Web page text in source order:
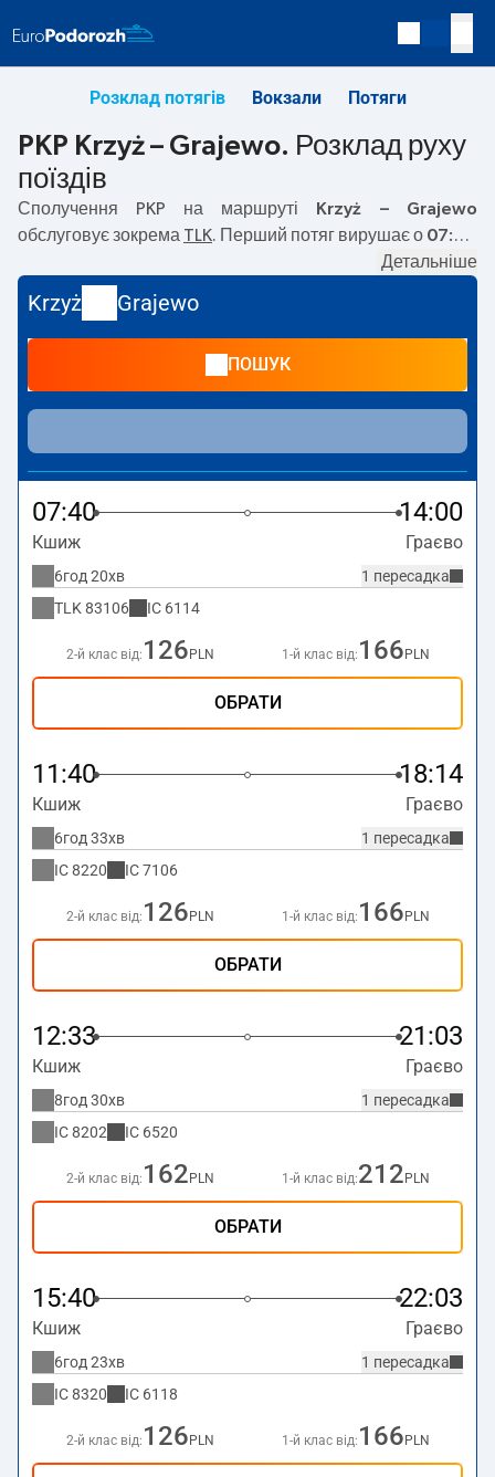
Розклад потягів Вокзали Потяги
PKP Krzyż – Grajewo. Розклад руху
поїздів
Сполучення PKP на маршруті
Krzyż – Grajewo
обслуговує зокрема TLK . Перший потяг вирушає о 07:40
о 15:40. На маршруті
потяги:
— пропонують нижчу ціну квитка і зазвичай
довший час подорожі. Потяг завершує маршрут на
Детальніше
Krzyż Grajewo
ПОШУК
07:40 14:00
Кшиж Граєво
1 пересадка
6год 20хв
TLK 83106 IC 6114
2-й клас від: 126 PLN 1-й клас від: 166 PLN
ОБРАТИ
11:40 18:14
Кшиж Граєво
1 пересадка
6год 33хв
IC8220 IC7106
2-й клас від: 126 PLN 1-й клас від: 166 PLN
ОБРАТИ
12:33 21:03
Кшиж Граєво
1 пересадка
8год 30хв
IC8202 IC 6520
2-й клас від: 162 PLN 1-й клас від:212 PLN
ОБРАТИ
15:40 22:03
Кшиж Граєво
1 пересадка
6год 23хв
IC8320 IC 6118
2-й клас від: 126 PLN 1-й клас від: 166 PLN